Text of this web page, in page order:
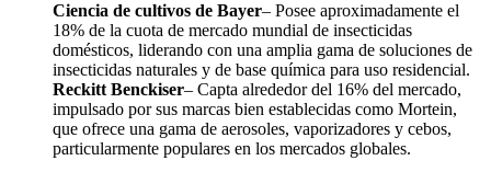
Ciencia de cultivos de Bayer– Posee aproximadamente el
18% de la cuota de mercado mundial de insecticidas
domésticos, liderando con una amplia gama de soluciones de
insecticidas naturales y de base química para uso residencial.
Reckitt Benckiser– Capta alrededor del 16% del mercado,
impulsado por sus marcas bien establecidas como Mortein,
que ofrece una gama de aerosoles, vaporizadores y cebos,
particularmente populares en los mercados globales.